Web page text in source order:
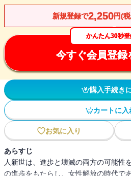
新規登録で2,250円(
かんたん30秒登
今すぐ会員登録
購入手続き
カートに入
お気に入り
あらすじ
人新世は、進歩と壊滅の両方の可能性
の進歩をもたらし、女性解放の時代で